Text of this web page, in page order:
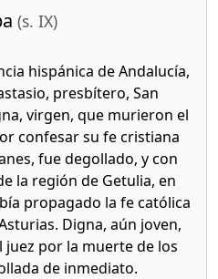
(s. IX)
hispánica de Andalucía,
presbítero, San
virgen, que murieron el
confesar su fe cristiana
fue degollado, y con
la región de Getulia, en
propagado la fe católica
Digna, aún joven,
por la muerte de los
de inmediato.